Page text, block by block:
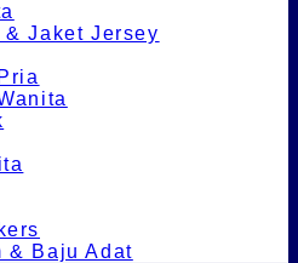
Jaket Jersey
& Baju Adat